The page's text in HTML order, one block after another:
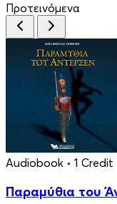
Προτεινόμενα
Audiobook • 1 Credit
Παραμύθια του